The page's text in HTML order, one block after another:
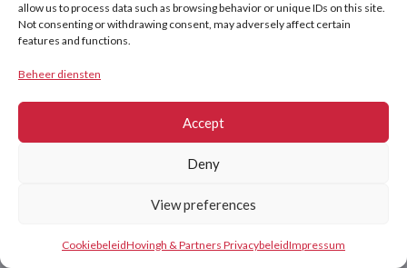
allow us to process data such as browsing behavior or unique IDs on this site.
Not consenting or withdrawing consent, may adversely affect certain
features and functions.
Beheer diensten
Accept
Deny
View preferences
CookiebeleidHovingh & Partners PrivacybeleidImpressum
Grote deals
strategiseren